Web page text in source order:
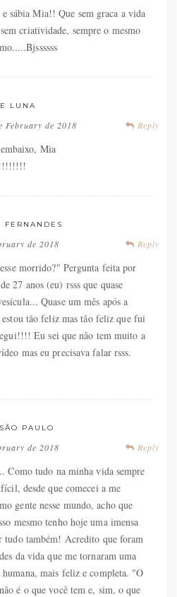
e sábia Mia!! Que sem graca a vida
criatividade, sempre o mesmo
LUNA
Reply
February de 2018
Mia
FERNANDES
Reply
de 2018
morrido?" Pergunta feita por
27 anos (eu) rsss que quase
Quase um mês após a
tão feliz mas tão feliz que fui
Eu sei que não tem muito a
mas eu precisava falar rsss.
PAULO
Reply
de 2018
Como tudo na minha vida sempre
desde que comecei a me
gente nesse mundo, acho que
mesmo tenho hoje uma imensa
tudo também! Acredito que foram
da vida que me tornaram uma
humana, mais feliz e completa. "O
é o que você tem e, sim, o que